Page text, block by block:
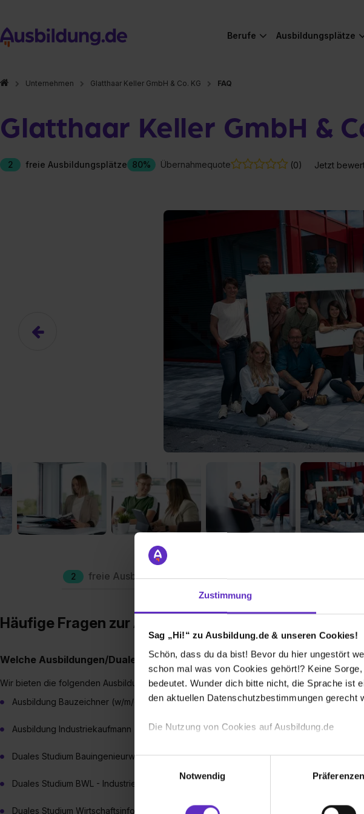
Zustimmung
Sag „Hi!“ zu Ausbildung.de & unseren Cookies!
Schön, dass du da bist! Bevor du hier ungestört
schon mal was von Cookies gehört!? Keine
bedeutet. Wunder dich bitte nicht, die Sprache
den aktuellen Datenschutzbestimmungen gerecht
Die Nutzung von Cookies auf Ausbildung.de
Wir verwenden Cookies zur technischen Funktion
Webseite getroffenen Einstellungen zu speichern
(„Statistiken“), um Informationen zu deiner
Notwendig
Präferenzen
Berufe Ausbildungsplätze
Unternehmen Glatthaar Keller GmbH & Co. KG FAQ
Glatthaar Keller GmbH &
2 freie Ausbildungsplätze 80% Übernahmequote (0) Jetzt
2 freie Ausbildungsplätze Berufe Firmen-Lebenslauf
Häufige Fragen zur Ausbildung – Glatthaar Keller
Welche Ausbildungen/Dualen Studiengänge bieten Sie an?
Wir bieten die folgenden Ausbildungen bzw. Dualen Studiengänge an:
Ausbildung Bauzeichner (w/m/d) Schwerpunkt Ingenieurbau
Ausbildung Industriekaufmann (w/m/d)
Duales Studium Bauingenieurwesen Projektmanagement Hochbau
Duales Studium BWL - Industrie
Duales Studium Wirtschaftsinformatik